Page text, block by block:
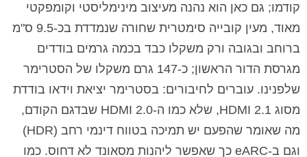
קודמו; גם כאן הוא נהנה מעיצוב מינימליסטי וקומפקטי
מאוד, מעין קובייה סימטרית שחורה שנמדדת בכ-9.5 ס"מ
ברוחב ובגובה ורק משקלו כבד בכמה גרמים בודדים
מגרסת הדור הראשון; כ-147 גרם משקלו של הסטרימר
שלפנינו. עוברים לחיבורים: בסטרימר יציאת וידאו בודדת
מסוג HDMI 2.1, שלא כמו ה-HDMI 2.0 שבדגם הקודם,
מה שאומר שהפעם יש תמיכה בטווח דינמי רחב (HDR)
וגם ב-eARC כך שאפשר ליהנות מסאונד לא דחוס. כמו